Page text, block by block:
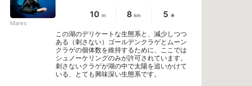
Mares
10 m 8 km 5
この湖のデリケートな生態系と、減少しつつ
ある（刺さない）ゴールデンクラゲとムーン
クラゲの個体数を維持するために、ここでは
シュノーケリングのみが許可されています。
刺さないクラゲが湖の中で太陽を追いかけて
いる、とても興味深い生態系です。